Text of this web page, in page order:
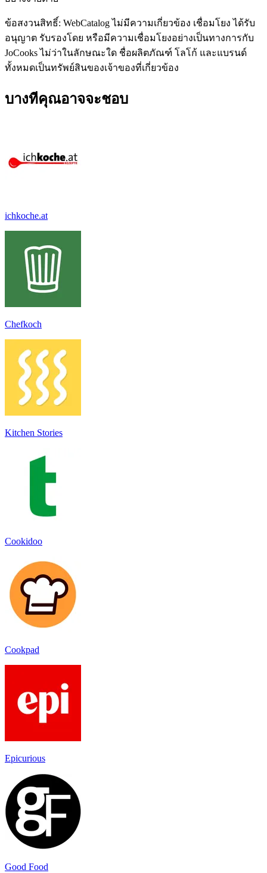
ข้อสงวนสิทธิ์: WebCatalog ไม่มีความเกี่ยวข้อง เชื่อมโยง ได้รับ
อนุญาต รับรองโดย หรือมีความเชื่อมโยงอย่างเป็นทางการกับ
JoCooks ไม่ว่าในลักษณะใด ชื่อผลิตภัณฑ์ โลโก้ และแบรนด์
ทั้งหมดเป็นทรัพย์สินของเจ้าของที่เกี่ยวข้อง
บางทีคุณอาจจะชอบ
ichkoche.at
Chefkoch
Kitchen Stories
Cookidoo
Cookpad
Epicurious
Good Food